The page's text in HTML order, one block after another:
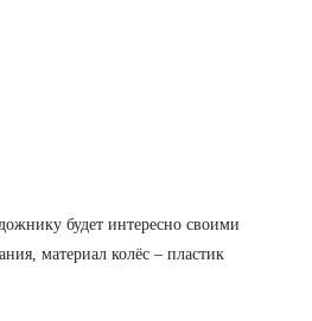
будет интересно своими
материал колёс – пластик